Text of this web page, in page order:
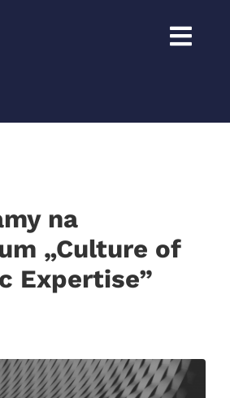
na
„Culture of
Expertise”